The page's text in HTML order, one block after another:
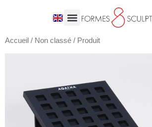
Accueil / Non classé / Produit